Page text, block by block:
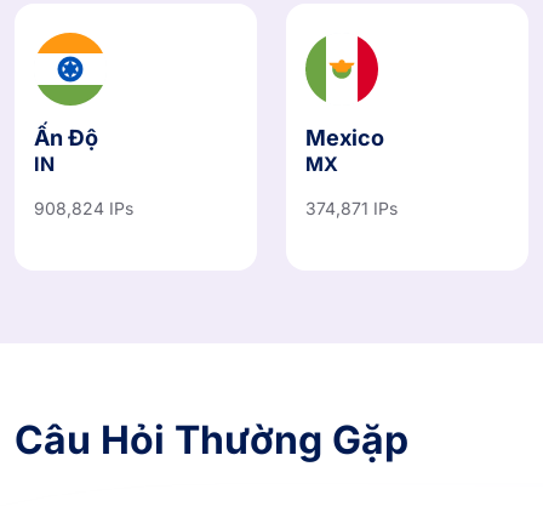
Ấn Độ
IN
908,824 IPs
Mexico
MX
374,871 IPs
Câu Hỏi Thường Gặp